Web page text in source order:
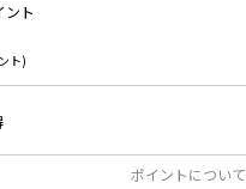
ント
ト)
ポイントについて